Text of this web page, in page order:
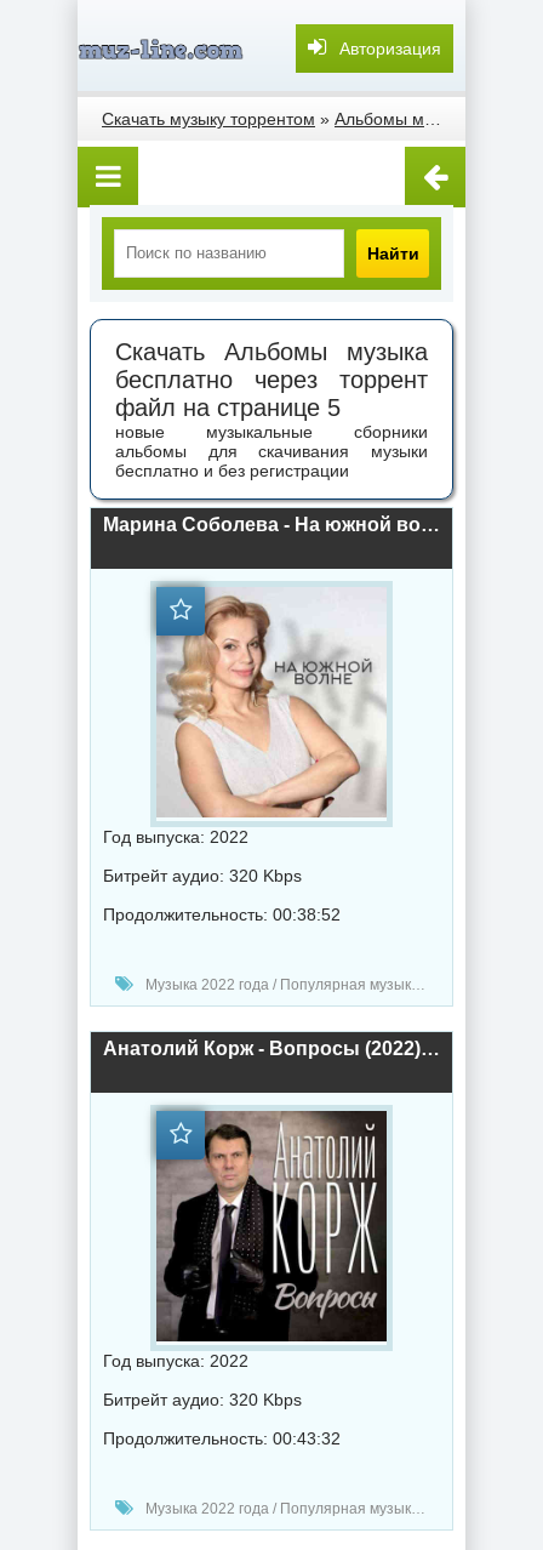
Авторизация
Скачать музыку торрентом » Альбомы музыка
Найти
Скачать Альбомы музыка
бесплатно через торрент
файл на странице 5
новые музыкальные сборники
альбомы для скачивания музыки
бесплатно и без регистрации
Марина Соболева - На южной волне (2022) торрент
Год выпуска: 2022
Битрейт аудио: 320 Kbps
Продолжительность: 00:38:52
Музыка 2022 года / Популярная музыка / Шансон музыка / Поп музыка / Альбомы музыка
Анатолий Корж - Вопросы (2022) торрент
Год выпуска: 2022
Битрейт аудио: 320 Kbps
Продолжительность: 00:43:32
Музыка 2022 года / Популярная музыка / Шансон музыка / Альбомы музыка